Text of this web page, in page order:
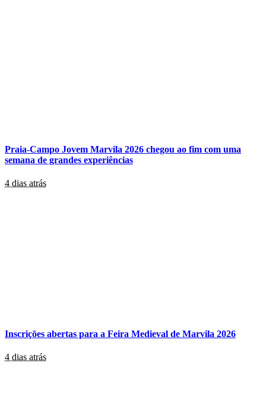
Praia-Campo Jovem Marvila 2026 chegou ao fim com uma
semana de grandes experiências
4 dias atrás
Inscrições abertas para a Feira Medieval de Marvila 2026
4 dias atrás